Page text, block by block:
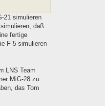
21 simulieren
daß
fertige
F-5 simulieren
LNS Team
MiG-28 zu
das Tom